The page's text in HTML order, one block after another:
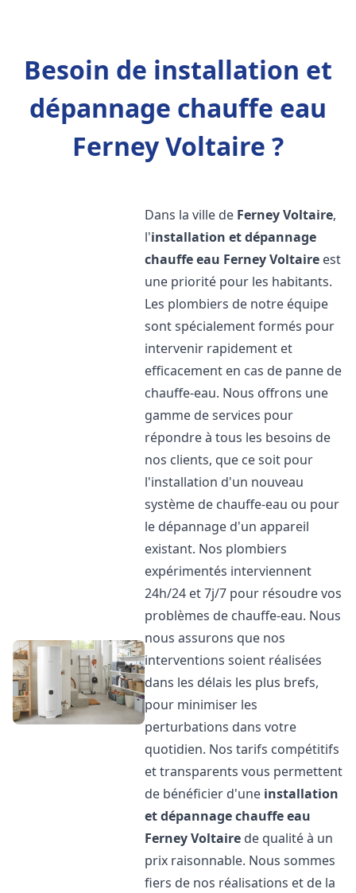
Besoin de installation et
dépannage chauffe eau
Ferney Voltaire ?
Dans la ville de Ferney Voltaire,
l'installation et dépannage
chauffe eau Ferney Voltaire est
une priorité pour les habitants.
Les plombiers de notre équipe
sont spécialement formés pour
intervenir rapidement et
efficacement en cas de panne de
chauffe-eau. Nous offrons une
gamme de services pour
répondre à tous les besoins de
nos clients, que ce soit pour
l'installation d'un nouveau
système de chauffe-eau ou pour
le dépannage d'un appareil
existant. Nos plombiers
expérimentés interviennent
24h/24 et 7j/7 pour résoudre vos
problèmes de chauffe-eau. Nous
nous assurons que nos
interventions soient réalisées
dans les délais les plus brefs,
pour minimiser les
perturbations dans votre
quotidien. Nos tarifs compétitifs
et transparents vous permettent
de bénéficier d'une installation
et dépannage chauffe eau
Ferney Voltaire de qualité à un
prix raisonnable. Nous sommes
fiers de nos réalisations et de la